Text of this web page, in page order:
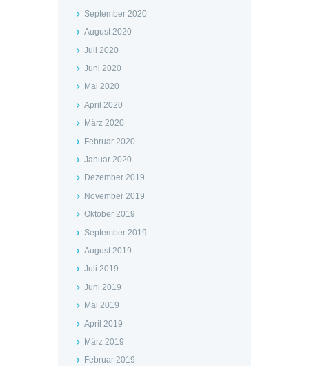
September 2020
August 2020
Juli 2020
Juni 2020
Mai 2020
April 2020
März 2020
Februar 2020
Januar 2020
Dezember 2019
November 2019
Oktober 2019
September 2019
August 2019
Juli 2019
Juni 2019
Mai 2019
April 2019
März 2019
Februar 2019